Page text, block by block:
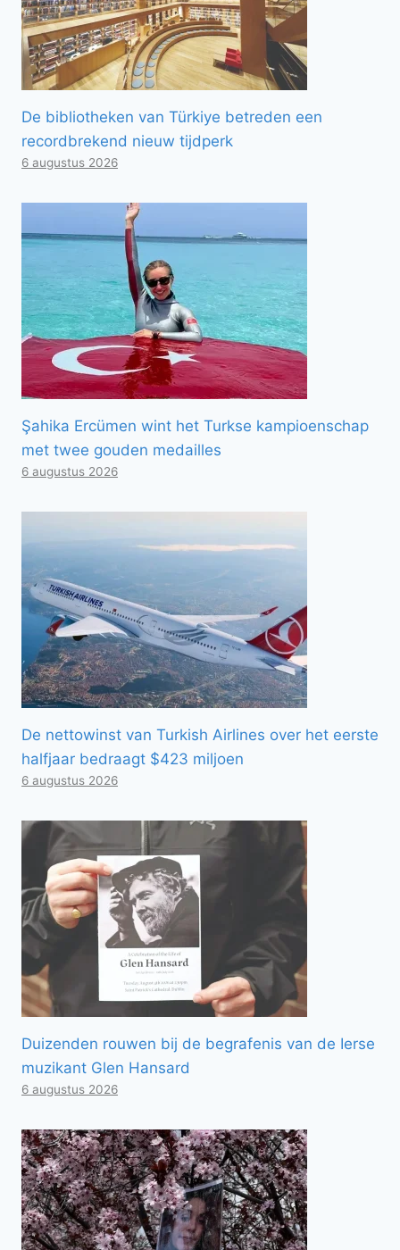
De bibliotheken van Türkiye betreden een
recordbrekend nieuw tijdperk
6 augustus 2026
Şahika Ercümen wint het Turkse kampioenschap
met twee gouden medailles
6 augustus 2026
De nettowinst van Turkish Airlines over het eerste
halfjaar bedraagt ​​$423 miljoen
6 augustus 2026
Duizenden rouwen bij de begrafenis van de Ierse
muzikant Glen Hansard
6 augustus 2026